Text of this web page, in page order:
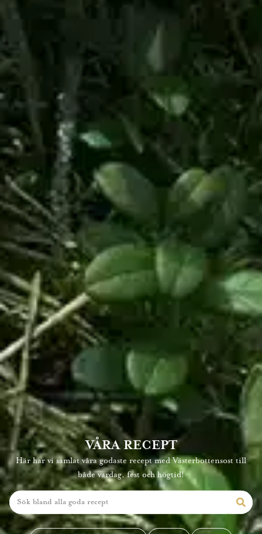
VÅRA RECEPT
Här har vi samlat våra godaste recept med Västerbottensost till
både vardag, fest och högtid!